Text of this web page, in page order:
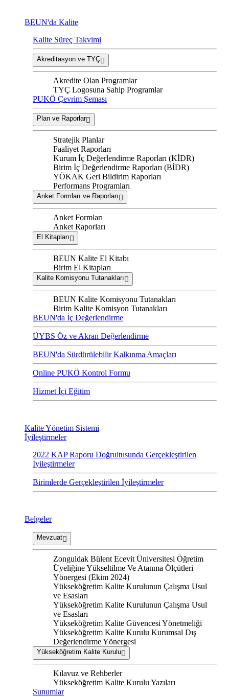
BEUN'da Kalite
Kalite Süreç Takvimi
Akreditasyon ve TYÇ
Akredite Olan Programlar
TYÇ Logosuna Sahip Programlar
PUKÖ Çevrim Şeması
Plan ve Raporlar
Stratejik Planlar
Faaliyet Raporları
Kurum İç Değerlendirme Raporları (KİDR)
Birim İç Değerlendirme Raporları (BİDR)
YÖKAK Geri Bildirim Raporları
Performans Programları
Anket Formları ve Raporları
Anket Formları
Anket Raporları
El Kitapları
BEUN Kalite El Kitabı
Birim El Kitapları
Kalite Komisyonu Tutanakları
BEUN Kalite Komisyonu Tutanakları
Birim Kalite Komisyon Tutanakları
BEUN'da İç Değerlendirme
ÜYBS Öz ve Akran Değerlendirme
BEUN'da Sürdürülebilir Kalkınma Amaçları
Online PUKÖ Kontrol Formu
Hizmet İçi Eğitim
Kalite Yönetim Sistemi
İyileştirmeler
2022 KAP Raporu Doğrultusunda Gerçekleştirilen
İyileştirmeler
Birimlerde Gerçekleştirilen İyileştirmeler
Belgeler
Mevzuat
Zonguldak Bülent Ecevit Üniversitesi Öğretim
Üyeliğine Yükseltilme Ve Atanma Ölçütleri
Yönergesi (Ekim 2024)
Yükseköğretim Kalite Kurulunun Çalışma Usul
ve Esasları
Yükseköğretim Kalite Kurulunun Çalışma Usul
ve Esasları
Yükseköğretim Kalite Güvencesi Yönetmeliği
Yükseköğretim Kalite Kurulu Kurumsal Dış
Değerlendirme Yönergesi
Yükseköğretim Kalite Kurulu
Kılavuz ve Rehberler
Yükseköğretim Kalite Kurulu Yazıları
Sunumlar